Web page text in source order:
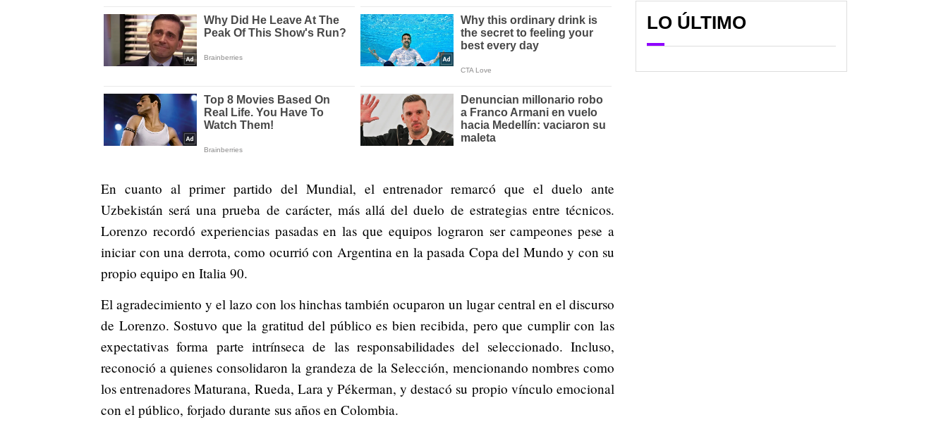
En cuanto al primer partido del Mundial, el entrenador remarcó que el duelo ante
Uzbekistán será una prueba de carácter, más allá del duelo de estrategias entre técnicos.
Lorenzo recordó experiencias pasadas en las que equipos lograron ser campeones pese a
iniciar con una derrota, como ocurrió con Argentina en la pasada Copa del Mundo y con su
propio equipo en Italia 90.
El agradecimiento y el lazo con los hinchas también ocuparon un lugar central en el discurso
de Lorenzo. Sostuvo que la gratitud del público es bien recibida, pero que cumplir con las
expectativas forma parte intrínseca de las responsabilidades del seleccionado. Incluso,
reconoció a quienes consolidaron la grandeza de la Selección, mencionando nombres como
los entrenadores Maturana, Rueda, Lara y Pékerman, y destacó su propio vínculo emocional
con el público, forjado durante sus años en Colombia.
LO ÚLTIMO